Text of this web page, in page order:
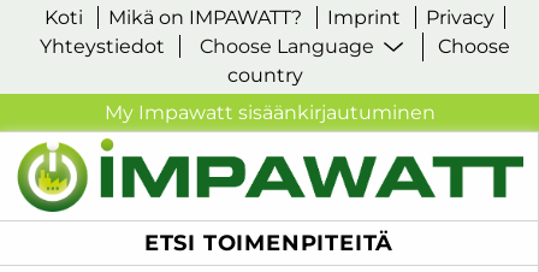
Koti Mikä on IMPAWATT? Imprint
Privacy
Yhteystiedot
Choose
country
My Impawatt sisäänkirjautuminen
ETSI TOIMENPITEITÄ